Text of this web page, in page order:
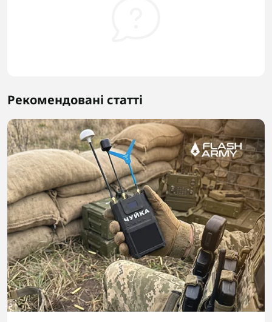
Рекомендовані статті